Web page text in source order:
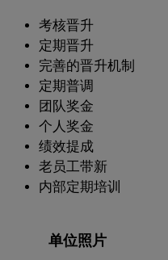
考核晋升
定期晋升
完善的晋升机制
定期普调
团队奖金
个人奖金
绩效提成
老员工带新
内部定期培训
单位照片